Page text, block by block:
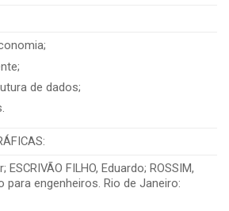
de dados;
ESCRIVÃO FILHO, Eduardo; ROSSIM,
para engenheiros. Rio de Janeiro: